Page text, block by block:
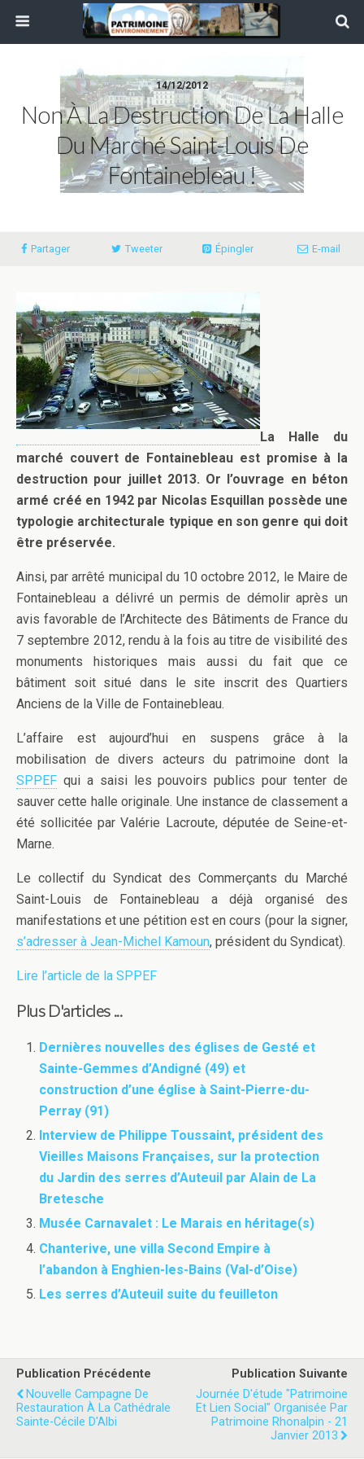
14/12/2012
Non À La Destruction De La Halle
Du Marché Saint-Louis De
Fontainebleau !
Partager Tweeter Épingler E-mail
La Halle du
marché couvert de Fontainebleau est promise à la
destruction pour juillet 2013. Or l’ouvrage en béton
armé créé en 1942 par Nicolas Esquillan possède une
typologie architecturale typique en son genre qui doit
être préservée.
Ainsi, par arrêté municipal du 10 octobre 2012, le Maire de
Fontainebleau a délivré un permis de démolir après un
avis favorable de l’Architecte des Bâtiments de France du
7 septembre 2012, rendu à la fois au titre de visibilité des
monuments historiques mais aussi du fait que ce
bâtiment soit situé dans le site inscrit des Quartiers
Anciens de la Ville de Fontainebleau.
L’affaire est aujourd’hui en suspens grâce à la
mobilisation de divers acteurs du patrimoine dont la
SPPEF qui a saisi les pouvoirs publics pour tenter de
sauver cette halle originale. Une instance de classement a
été sollicitée par Valérie Lacroute, députée de Seine-et-
Marne.
Le collectif du Syndicat des Commerçants du Marché
Saint-Louis de Fontainebleau a déjà organisé des
manifestations et une pétition est en cours (pour la signer,
s’adresser à Jean-Michel Kamoun, président du Syndicat).
Lire l’article de la SPPEF
Plus D'articles ...
Dernières nouvelles des églises de Gesté et
Sainte-Gemmes d’Andigné (49) et
construction d’une église à Saint-Pierre-du-
Perray (91)
Interview de Philippe Toussaint, président des
Vieilles Maisons Françaises, sur la protection
du Jardin des serres d’Auteuil par Alain de La
Bretesche
Musée Carnavalet : Le Marais en héritage(s)
Chanterive, une villa Second Empire à
l’abandon à Enghien-les-Bains (Val-d’Oise)
Les serres d’Auteuil suite du feuilleton
Publication Précédente
Nouvelle Campagne De
Restauration À La Cathédrale
Sainte-Cécile D'Albi
Publication Suivante
Journée D'étude "Patrimoine
Et Lien Social" Organisée Par
Patrimoine Rhonalpin - 21
Janvier 2013